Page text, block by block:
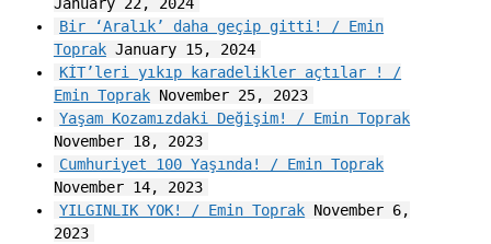
Bir ‘Aralık’ daha geçip gitti! / Emin
ToprakJanuary 15, 2024
KİT’leri yıkıp karadelikler açtılar ! /
Emin ToprakNovember 25, 2023
Yaşam Kozamızdaki Değişim! / Emin Toprak
November 18, 2023
Cumhuriyet 100 Yaşında! / Emin Toprak
November 14, 2023
YILGINLIK YOK! / Emin Toprak November 6,
2023